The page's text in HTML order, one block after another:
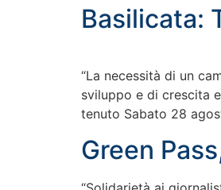
Basilicata:
“La necessità di un
sviluppo e di crescita
tenuto Sabato 28
Green